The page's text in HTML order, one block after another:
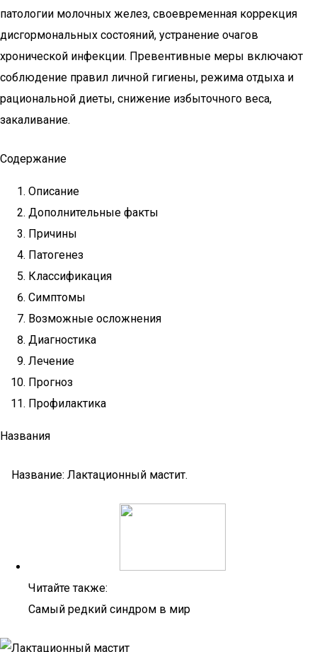
патологии молочных желез, своевременная коррекция
дисгормональных состояний, устранение очагов
хронической инфекции. Превентивные меры включают
соблюдение правил личной гигиены, режима отдыха и
рациональной диеты, снижение избыточного веса,
закаливание.
Содержание
Описание
Дополнительные факты
Причины
Патогенез
Классификация
Симптомы
Возможные осложнения
Диагностика
Лечение
Прогноз
Профилактика
Названия
Название: Лактационный мастит.
Читайте также:
Самый редкий синдром в мир